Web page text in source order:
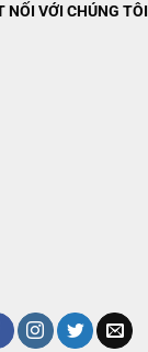
NỐI VỚI CHÚNG TÔI